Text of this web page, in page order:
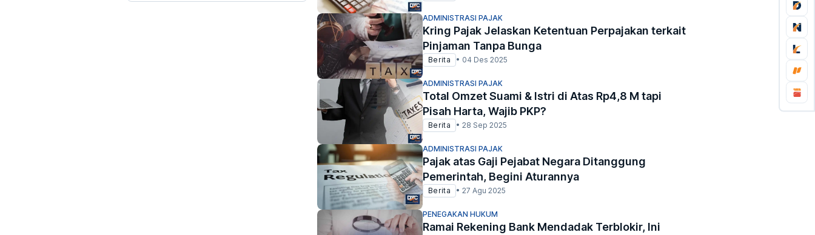
ADMINISTRASI PAJAK
Kring Pajak Jelaskan Ketentuan Perpajakan terkait
Pinjaman Tanpa Bunga
Berita • 04 Des 2025
ADMINISTRASI PAJAK
Total Omzet Suami & Istri di Atas Rp4,8 M tapi
Pisah Harta, Wajib PKP?
Berita • 28 Sep 2025
ADMINISTRASI PAJAK
Pajak atas Gaji Pejabat Negara Ditanggung
Pemerintah, Begini Aturannya
Berita • 27 Agu 2025
PENEGAKAN HUKUM
Ramai Rekening Bank Mendadak Terblokir, Ini